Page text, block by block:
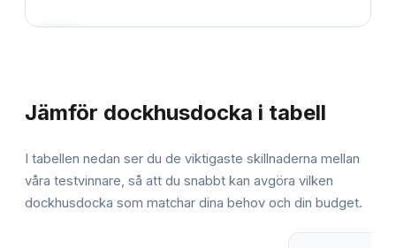
Jämför dockhusdocka i tabell
I tabellen nedan ser du de viktigaste skillnaderna mellan
våra testvinnare, så att du snabbt kan avgöra vilken
dockhusdocka som matchar dina behov och din budget.